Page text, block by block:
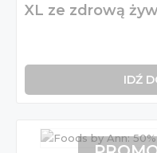
XL ze zdrową
IDŹ